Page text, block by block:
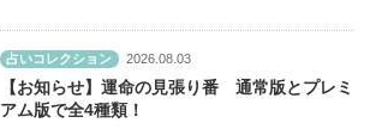
占いコレクション 2026.08.03
【お知らせ】運命の見張り番 通常版とプレミ
アム版で全4種類！